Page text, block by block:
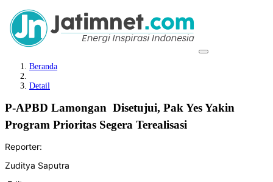
Beranda
Detail
P-APBD Lamongan Disetujui, Pak Yes Yakin
Program Prioritas Segera Terealisasi
Reporter:
Zuditya Saputra